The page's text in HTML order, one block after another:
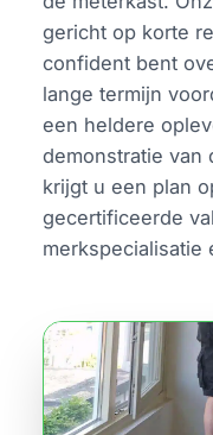
gericht op korte
confident bent
lange termijn
een heldere
demonstratie van
krijgt u een plan
gecertificeerde
merkspecialisatie